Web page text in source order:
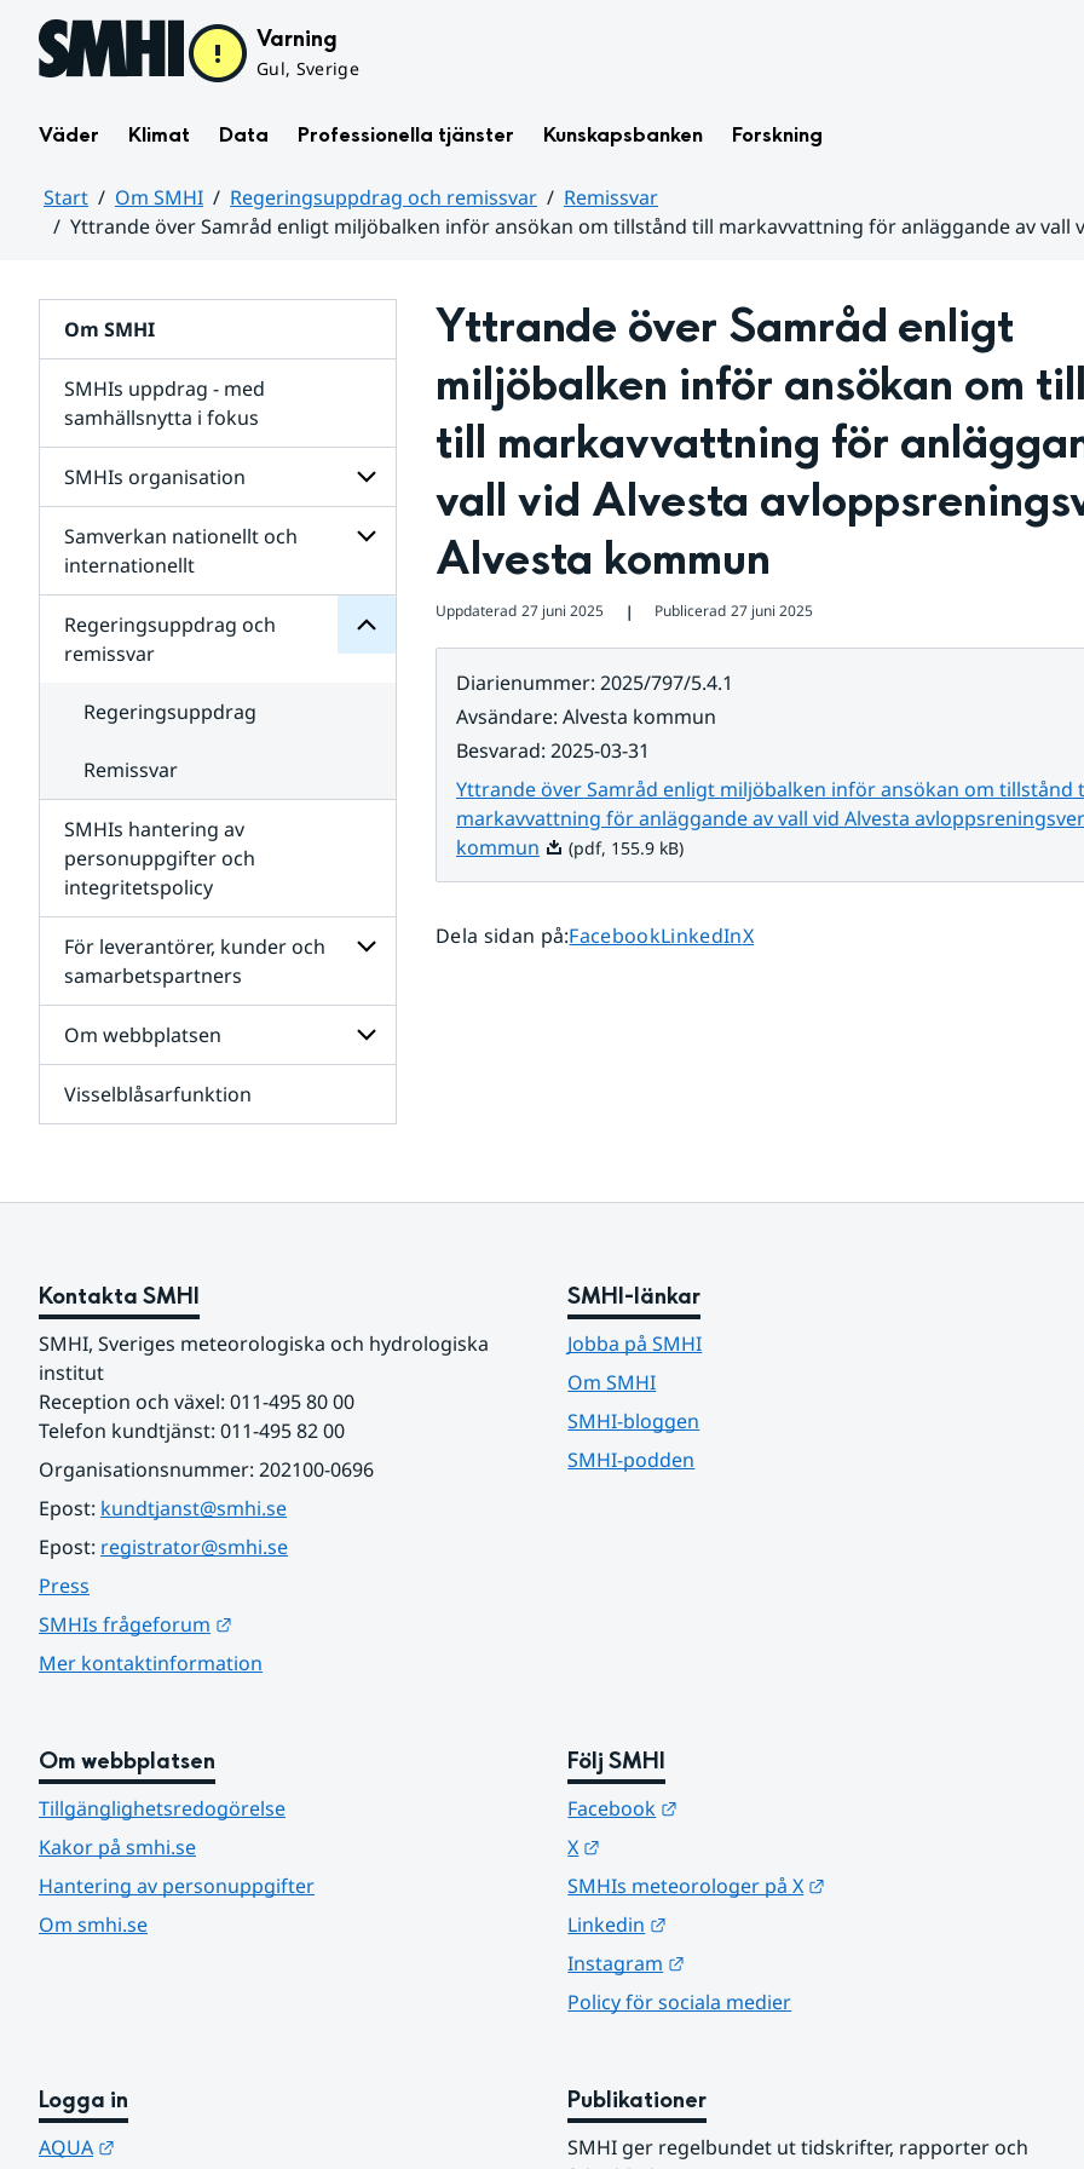
Hoppa till sidans innehåll Varning
Gul, Sverige
Väder Klimat Data Professionella tjänster Kunskapsbanken Forskning
Start Om SMHI Regeringsuppdrag och remissvar
Remissvar
Yttrande över Samråd enligt miljöbalken inför ansökan om tillstånd till markavvattning för anläggande av vall
Om SMHI
SMHIs uppdrag - med
samhällsnytta i fokus
SMHIs organisation
Undersidor
organisation
Samverkan nationellt och
internationellt
Undersidor
för
Samverkan
internationellt
Regeringsuppdrag och
remissvar
för
Regeringsuppdrag
remissvar
Regeringsuppdrag
Remissvar
SMHIs hantering av
personuppgifter och
integritetspolicy
För leverantörer, kunder och
samarbetspartners
Undersidor
för
och
Om webbplatsen
för
Visselblåsarfunktion
Yttrande över Samråd enligt
miljöbalken inför ansökan om
till markavvattning för
vall vid Alvesta
Alvesta kommun
Uppdaterad 27 juni 2025 ❘ Publicerad 27 juni 2025
Diarienummer: 2025/797/5.4.1
Avsändare: Alvesta kommun
Besvarad: 2025-03-31
Yttrande över Samråd enligt miljöbalken inför ansökan om tillstånd
markavvattning för anläggande av vall vid Alvesta
kommunPdf, 155.9 kB.
(pdf, 155.9 kB)
Dela sidan på:Dela sidan på
FacebookDela sidan på
LinkedInDela sidan på
X
Kontakta SMHI
SMHI, Sveriges meteorologiska och hydrologiska
institut
Reception och växel: 011-495 80 00
Telefon kundtjänst: 011-495 82 00
Organisationsnummer: 202100-0696
Epost: kundtjanst@smhi.se
Epost: registrator@smhi.se
Press
SMHIs frågeforum
Mer kontaktinformation
SMHI-länkar
Jobba på SMHI
Om SMHI
SMHI-bloggen
SMHI-podden
Om webbplatsen
Tillgänglighetsredogörelse
Kakor på smhi.se
Hantering av personuppgifter
Om smhi.se
Följ SMHI
Facebook
X
SMHIs meteorologer på X
Linkedin
Instagram
Policy för sociala medier
Logga in
AQUA
Publikationer
SMHI ger regelbundet ut tidskrifter, rapporter och